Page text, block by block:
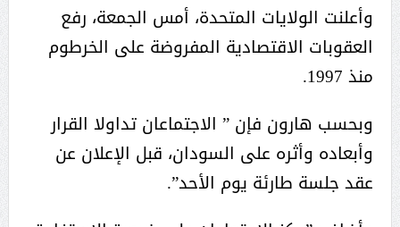
وأعلنت الولايات المتحدة، أمس الجمعة، رفع
العقوبات الاقتصادية المفروضة على الخرطوم
منذ 1997.
وبحسب هارون فإن ” الاجتماعان تداولا القرار
وأبعاده وأثره على السودان، قبل الإعلان عن
عقد جلسة طارئة يوم الأحد”.